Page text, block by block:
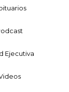
Ejecutiva